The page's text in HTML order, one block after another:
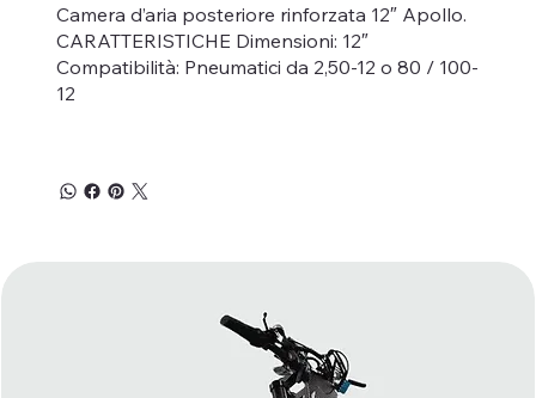
Camera d’aria posteriore rinforzata 12″ Apollo.
CARATTERISTICHE Dimensioni: 12″
Compatibilità: Pneumatici da 2,50-12 o 80 / 100-
12